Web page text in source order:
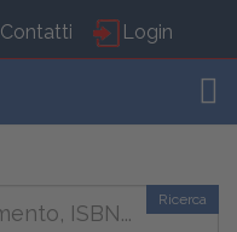
Contatti Login
Ricerca